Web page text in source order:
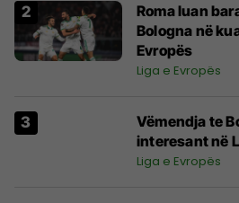
Roma luan
Bologna në
Evropës
Liga e Evropës
Vëmendja te
interesant në
Liga e Evropës